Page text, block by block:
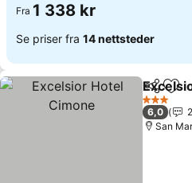
Fra 1 338 kr
Se priser fra 14 nettsteder
Del
3 Stjerner
6,0
San